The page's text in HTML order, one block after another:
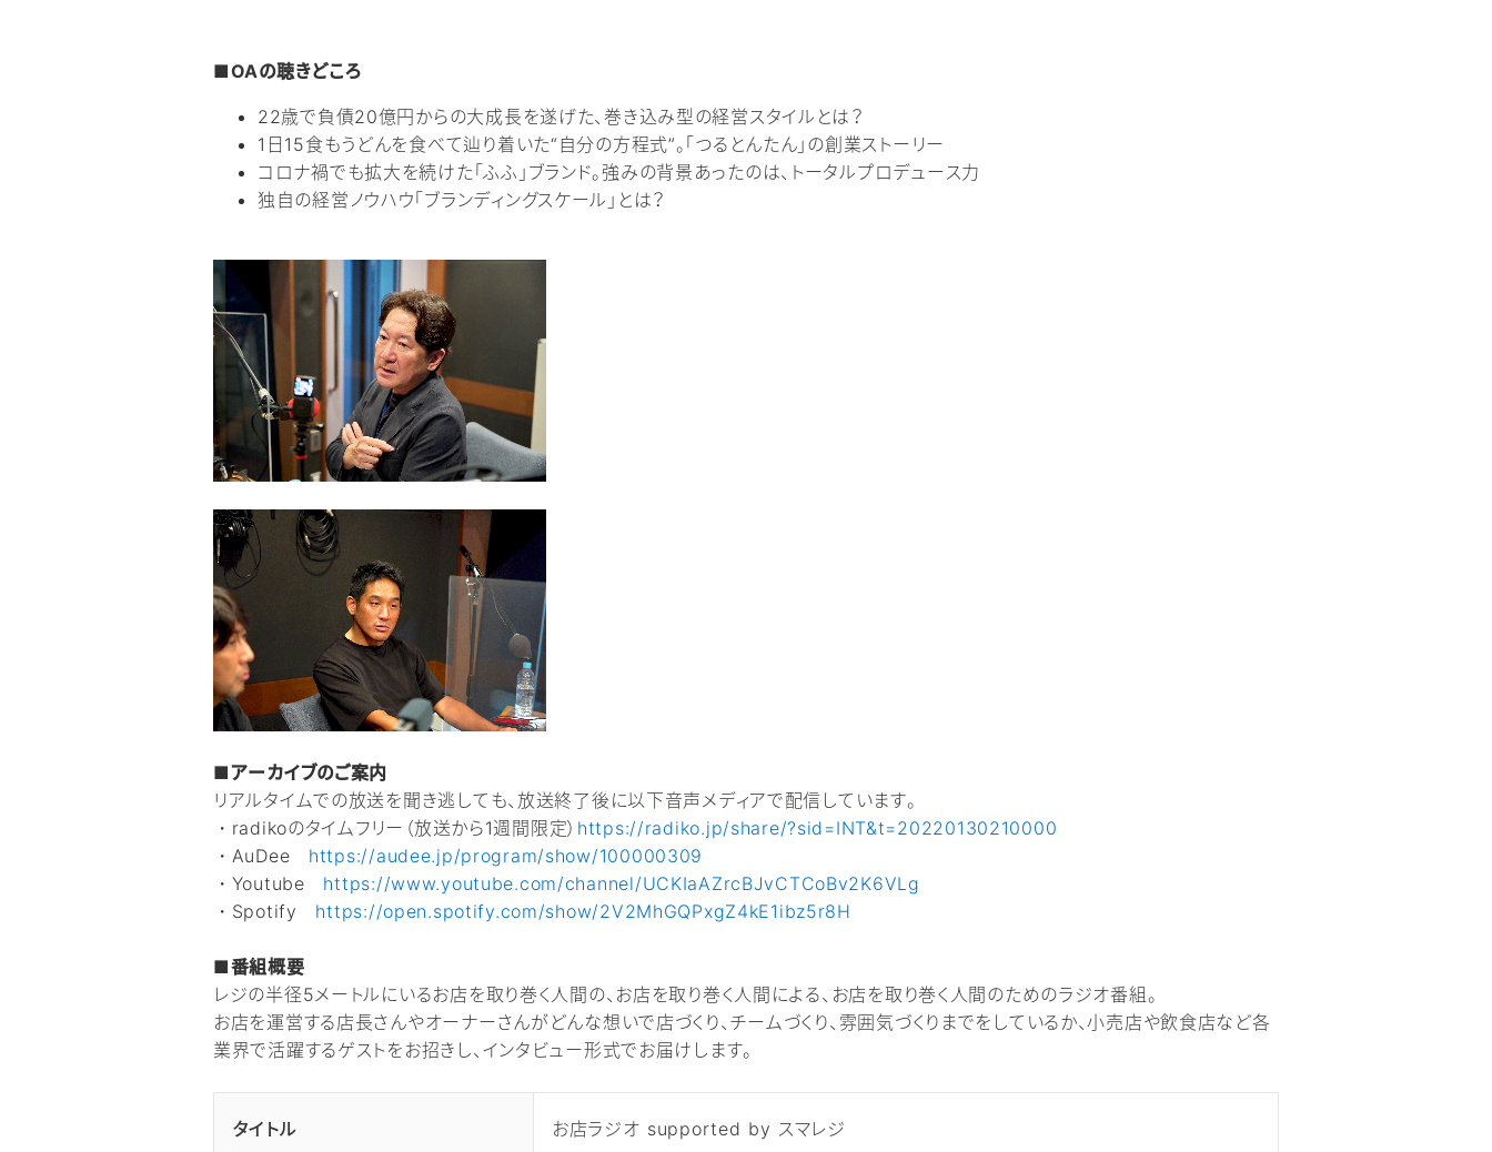
■OAの聴きどころ
22歳で負債20億円からの大成長を遂げた、巻き込み型の経営スタイルとは？
1日15食もうどんを食べて辿り着いた“自分の方程式”。「つるとんたん」の創業ストーリー
コロナ禍でも拡大を続けた「ふふ」ブランド。強みの背景あったのは、トータルプロデュース力
独自の経営ノウハウ「ブランディングスケール」とは？
■アーカイブのご案内
リアルタイムでの放送を聞き逃しても、放送終了後に以下音声メディアで配信しています。
・radikoのタイムフリー（放送から1週間限定） https://radiko.jp/share/?sid=INT&t=20220130210000
・AuDee https://audee.jp/program/show/100000309
・Youtube https://www.youtube.com/channel/UCKIaAZrcBJvCTCoBv2K6VLg
・Spotify https://open.spotify.com/show/2V2MhGQPxgZ4kE1ibz5r8H
■番組概要
レジの半径5メートルにいるお店を取り巻く人間の、お店を取り巻く人間による、お店を取り巻く人間のためのラジオ番組。
お店を運営する店長さんやオーナーさんがどんな想いで店づくり、チームづくり、雰囲気づくりまでをしているか、小売店や飲食店など各
業界で活躍するゲストをお招きし、インタビュー形式でお届けします。
タイトル お店ラジオ supported by スマレジ